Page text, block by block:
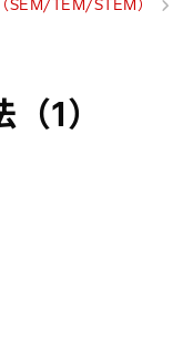
SEM/TEM/STEM）
1）